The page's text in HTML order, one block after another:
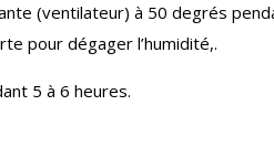
(ventilateur) à 50 degrés
pour dégager l’humidité,.
5 à 6 heures.